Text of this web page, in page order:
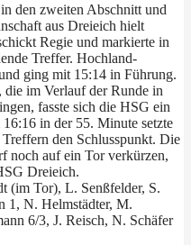
den zweiten Abschnitt und
aus Dreieich hielt
Regie und markierte in
Treffer. Hochland-
ging mit 15:14 in Führung.
die im Verlauf der Runde in
fasste sich die HSG ein
in der 55. Minute setzte
den Schlusspunkt. Die
noch auf ein Tor verkürzen,
Dreieich.
(im Tor), L. Senßfelder, S.
1, N. Helmstädter, M.
6/3, J. Reisch, N. Schäfer